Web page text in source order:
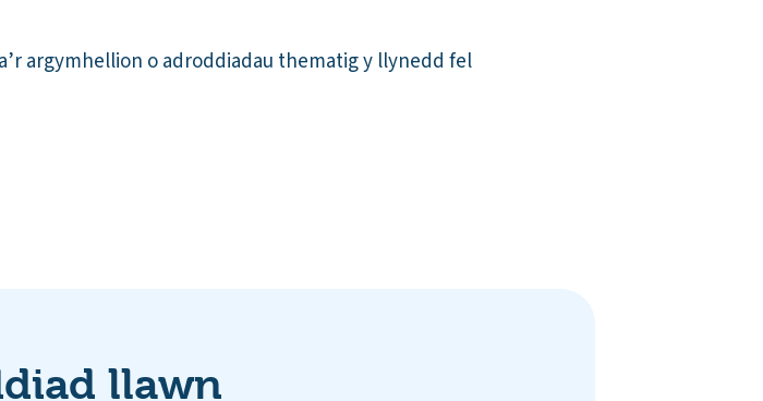
argymhellion o adroddiadau thematig y llynedd fel
llawn